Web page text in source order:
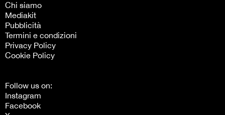
Chi siamo
Mediakit
Pubblicità
Termini e condizioni
Privacy Policy
Cookie Policy
Follow us on:
Instagram
Facebook